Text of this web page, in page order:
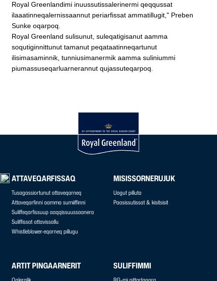
Royal Greenlandimi inuussutissalerinermi qeqqussat
ilaaatinneqalernissaannut periarfissat ammatillugit," Preben
Sunke oqarpoq.
Royal Greenland sulisunut, suleqatigisanut aamma
soqutiginnittunut tamanut peqataatinneqartunut
ilisimasaminnik, tunniusimanermik aamma suliniummi
piumassuseqarluarnerannut qujassuteqarpoq.
ATTAVEQARFISSAQ
Tusagassiortunut attaveqarneq
Attaveqarfinni aamma sumiiffinni
Suliffeqarfissuup aaqqissuussaanera
Suliffissat attavissallu
Whistleblower-eqarneq pillugu
MISISSORNERUJUK
Uagut pilluta
Paasissutissat & kisitsisit
ARTIT PINGAARNERIT SULIFFIMMI